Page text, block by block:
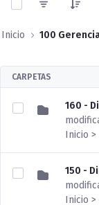
Inicio
CARPETAS
160 -
Inicio
150 -
Inicio